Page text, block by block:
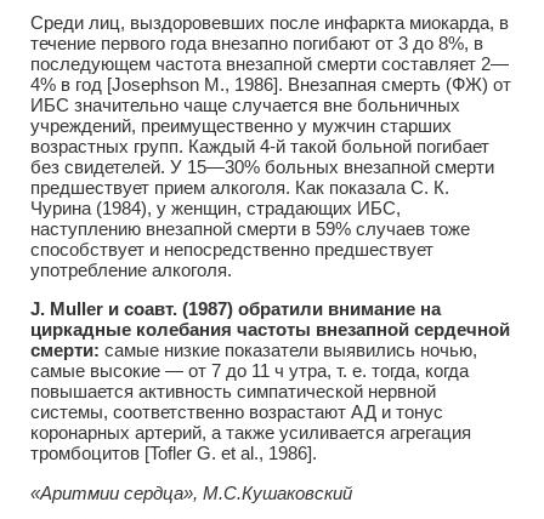
Среди лиц, выздоровевших после инфаркта миокарда, в
течение первого года внезапно погибают от 3 до 8%, в
последующем частота внезапной смерти составляет 2—
4% в год [Josephson M., 1986]. Внезапная смерть (ФЖ) от
ИБС значительно чаще случается вне больничных
учреждений, преимущественно у мужчин старших
возрастных групп. Каждый 4-й такой больной погибает
без свидетелей. У 15—30% больных внезапной смерти
предшествует прием алкоголя. Как показала С. К.
Чурина (1984), у женщин, страдающих ИБС,
наступлению внезапной смерти в 59% случаев тоже
способствует и непосредственно предшествует
употребление алкоголя.
J. Muller и соавт. (1987) обратили внимание на
циркадные колебания частоты внезапной сердечной
смерти: самые низкие показатели выявились ночью,
самые высокие — от 7 до 11 ч утра, т. е. тогда, когда
повышается активность симпатической нервной
системы, соответственно возрастают АД и тонус
коронарных артерий, а также усиливается агрегация
тромбоцитов [Tofler G. et al., 1986].
«Аритмии сердца», М.С.Кушаковский